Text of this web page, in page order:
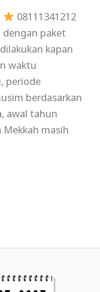
08111341212
dengan paket
kapan
waktu
periode
berdasarkan
awal tahun
Mekkah masih